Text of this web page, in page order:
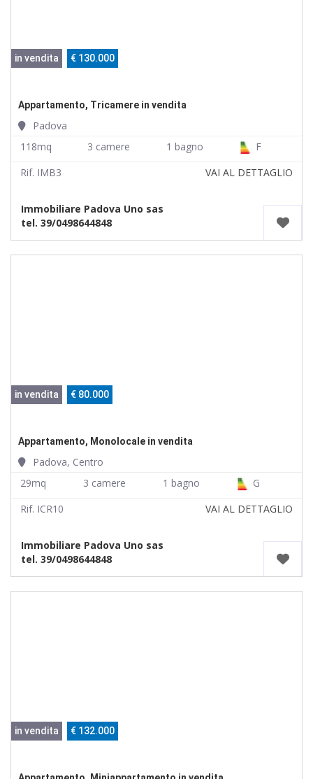
in vendita € 130.000
Appartamento, Tricamere in vendita
Padova
118mq
3 camere 1 bagno
F
Rif. IMB3
VAI AL DETTAGLIO
Immobiliare Padova Uno sas
tel. 39/0498644848
in vendita € 80.000
Appartamento, Monolocale in vendita
Padova, Centro
29mq
3 camere 1 bagno
G
Rif. ICR10
VAI AL DETTAGLIO
Immobiliare Padova Uno sas
tel. 39/0498644848
in vendita € 132.000